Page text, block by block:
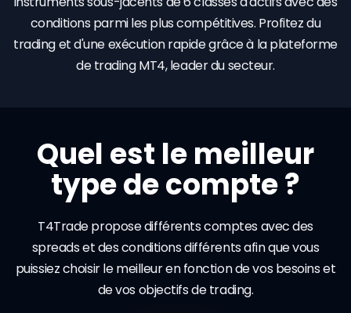
conditions parmi les plus compétitives. Profitez du
trading et d'une exécution rapide grâce à la plateforme
de trading MT4, leader du secteur.
Quel est le meilleur
type de compte ?
T4Trade propose différents comptes avec des
spreads et des conditions différents afin que vous
puissiez choisir le meilleur en fonction de vos besoins et
de vos objectifs de trading.